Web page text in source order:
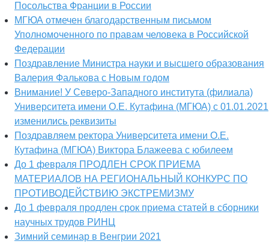
Посольства Франции в России
МГЮА отмечен благодарственным письмом
Уполномоченного по правам человека в Российской
Федерации
Поздравление Министра науки и высшего образования
Валерия Фалькова с Новым годом
Внимание! У Северо-Западного института (филиала)
Университета имени О.Е. Кутафина (МГЮА) с 01.01.2021
изменились реквизиты
Поздравляем ректора Университета имени О.Е.
Кутафина (МГЮА) Виктора Блажеева с юбилеем
До 1 февраля ПРОДЛЕН СРОК ПРИЕМА
МАТЕРИАЛОВ НА РЕГИОНАЛЬНЫЙ КОНКУРС ПО
ПРОТИВОДЕЙСТВИЮ ЭКСТРЕМИЗМУ
До 1 февраля продлен срок приема статей в сборники
научных трудов РИНЦ
Зимний семинар в Венгрии 2021